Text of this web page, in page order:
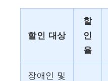
할인 대상
할
인
율
장애인 및